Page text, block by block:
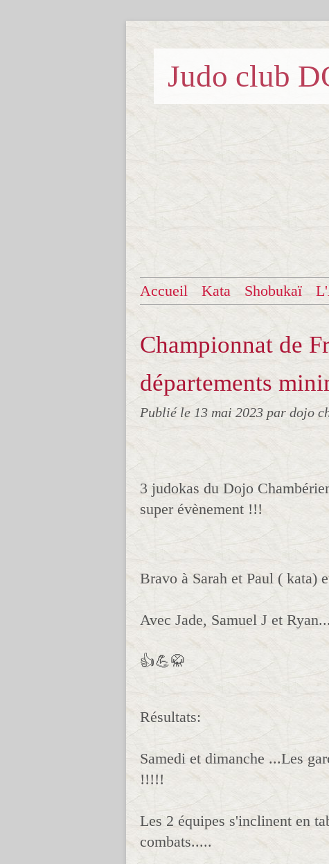
Judo club
Accueil Kata Shobukaï
Championnat de
départements
Publié le 13 mai 2023 par dojo
3 judokas du Dojo
super évènement !!!
Bravo à Sarah et Paul ( kata)
Avec Jade, Samuel J et
👍💪🥋
Résultats:
Samedi et dimanche ...Les
!!!!!
Les 2 équipes s'inclinent en
combats.....